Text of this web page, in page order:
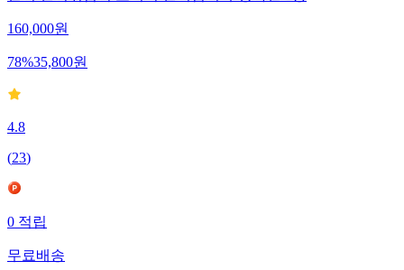
160,000원
78%35,800원
4.8
(23)
0적립
무료배송